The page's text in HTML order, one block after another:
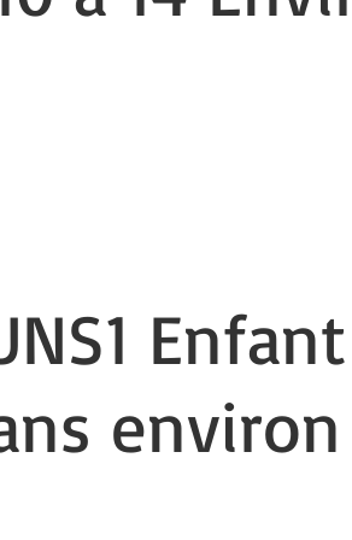
Enfant